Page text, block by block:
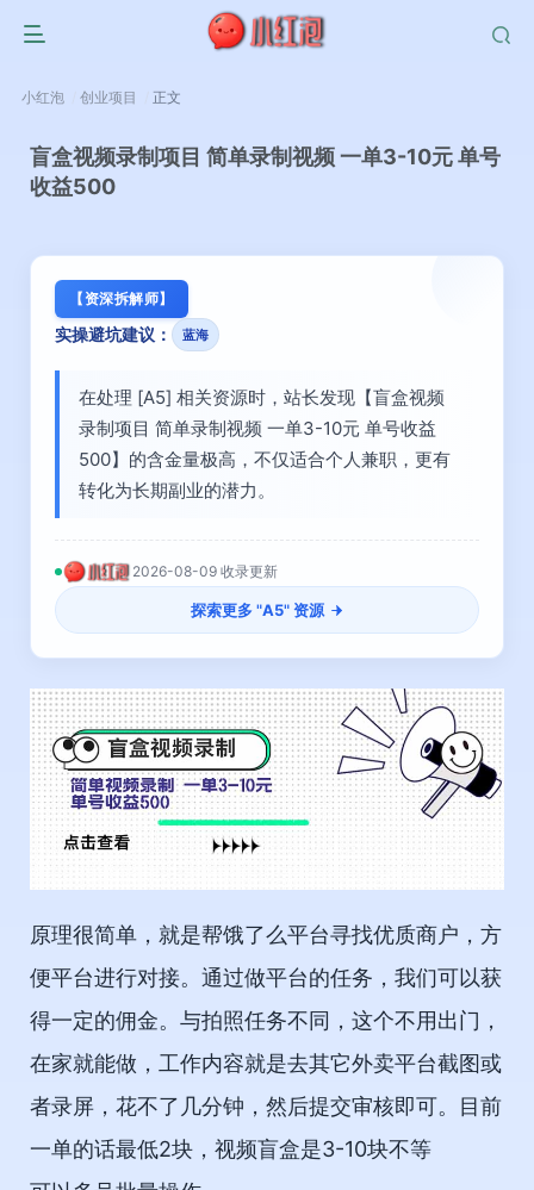
小红泡 创业项目 正文
盲盒视频录制项目 简单录制视频 一单3-10元 单号
收益500
【资深拆解师】
实操避坑建议： 蓝海
在处理 [A5] 相关资源时，站长发现【盲盒视频
录制项目 简单录制视频 一单3-10元 单号收益
500】的含金量极高，不仅适合个人兼职，更有
转化为长期副业的潜力。
2026-08-09 收录更新
探索更多 "A5" 资源
原理很简单，就是帮饿了么平台寻找优质商户，方
便平台进行对接。通过做平台的任务，我们可以获
得一定的佣金。与拍照任务不同，这个不用出门，
在家就能做，工作内容就是去其它外卖平台截图或
者录屏，花不了几分钟，然后提交审核即可。目前
一单的话最低2块，视频盲盒是3-10块不等